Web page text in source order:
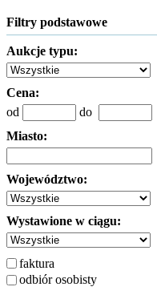
Filtry podstawowe
Aukcje typu:
Cena:
od
do
Miasto:
Województwo:
Wystawione w ciągu:
faktura
odbiór osobisty